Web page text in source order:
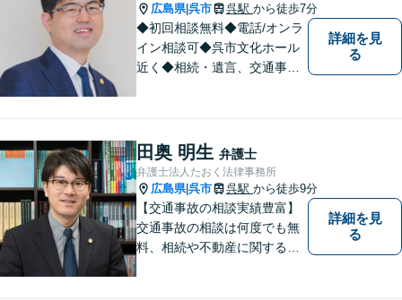
広島県|呉市 呉駅 から徒歩7分
◆初回相談無料◆電話/オンラ
イン相談可◆呉市文化ホール
近く◆相続・遺言、交通事
など。話しにくいことも安心
してご相談ください。あなた
の気持ちに寄り添い、丁寧に
お応えします。
詳細を見
る
田奥 明生 弁護士
弁護士法人たおく法律事務所
広島県|呉市 呉駅 から徒歩9分
【交通事故の相談実績豊富】
交通事故の相談は何度でも無
料、相続や不動産に関する相
詳細を見
る